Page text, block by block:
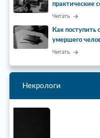
практические
Читать
Как поступить
умершего
Читать
Некрологи